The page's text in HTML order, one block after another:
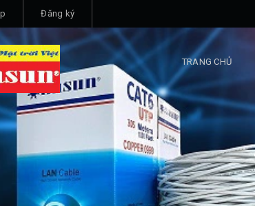
Đăng ký
TRANG CHỦ